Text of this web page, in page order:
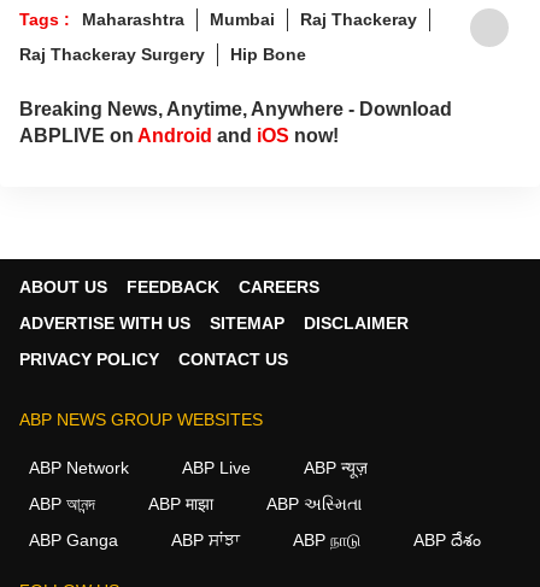
Tags : Maharashtra Mumbai
Raj Thackeray
Raj Thackeray Surgery
Hip Bone
Breaking News, Anytime, Anywhere - Download
ABPLIVE on Android and iOS now!
ABOUT US FEEDBACK
CAREERS
ADVERTISE WITH US
SITEMAP
DISCLAIMER
PRIVACY POLICY
CONTACT US
ABP NEWS GROUP WEBSITES
ABP Network ABP Live
ABP न्यूज़
ABP আনন্দ
ABP माझा
ABP અસ્મિતા
ABP Ganga
ABP ਸਾਂਝਾ ABP நாடு ABP దేశం